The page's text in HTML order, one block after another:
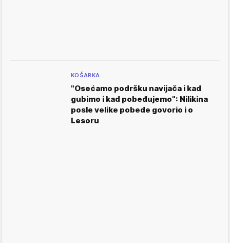
KOŠARKA
"Osećamo podršku navijača i kad
gubimo i kad pobeđujemo": Nilikina
posle velike pobede govorio i o
Lesoru